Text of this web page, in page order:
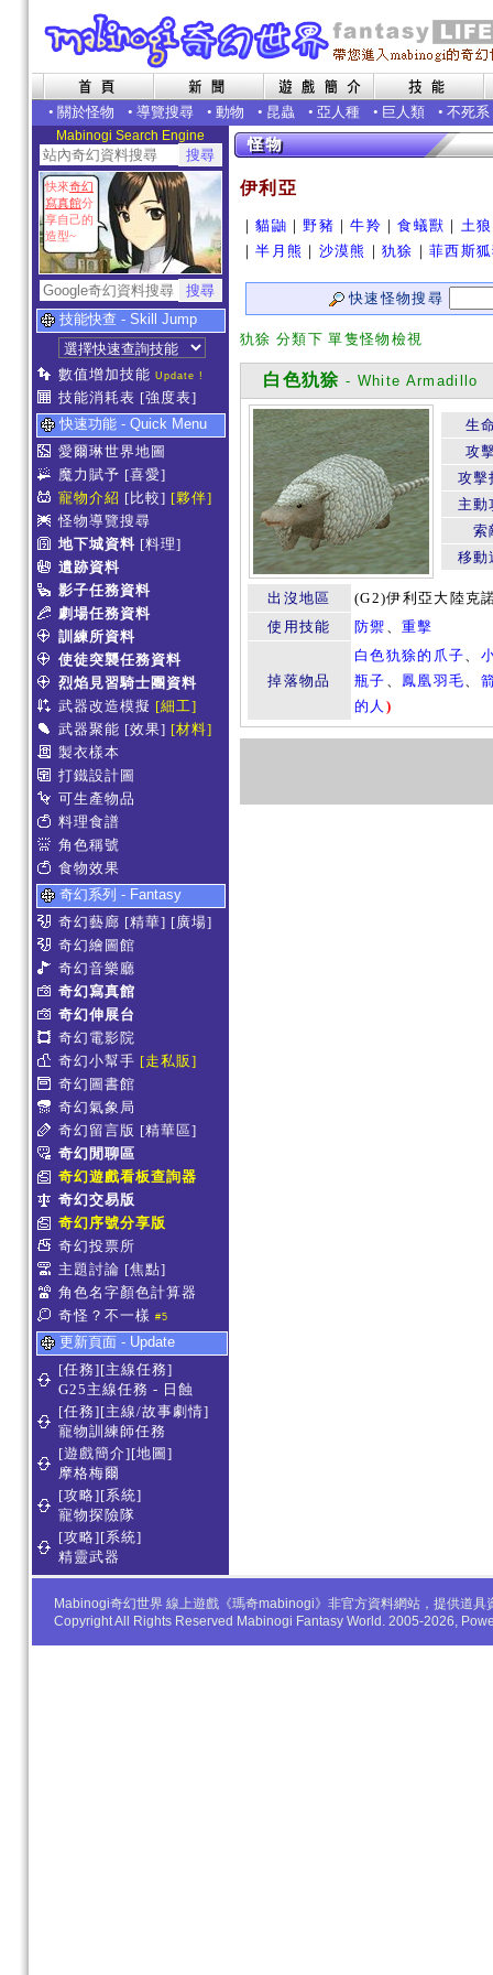
• 關於怪物 • 導覽搜尋 • 動物 • 昆蟲 • 亞人種 • 巨人類 • 不死系
Mabinogi Search Engine
快來奇幻
寫真館分
享自己的
造型~
技能快查 - Skill Jump
數值增加技能 Update !
技能消耗表 [強度表]
快速功能 - Quick Menu
愛爾琳世界地圖
魔力賦予 [喜愛]
寵物介紹 [比較] [夥伴]
怪物導覽搜尋
地下城資料 [料理]
遺跡資料
影子任務資料
劇場任務資料
訓練所資料
使徒突襲任務資料
烈焰見習騎士團資料
武器改造模擬 [細工]
武器聚能 [效果] [材料]
製衣樣本
打鐵設計圖
可生產物品
料理食譜
角色稱號
食物效果
奇幻系列 - Fantasy
奇幻藝廊 [精華] [廣場]
奇幻繪圖館
奇幻音樂廳
奇幻寫真館
奇幻伸展台
奇幻電影院
奇幻小幫手 [走私販]
奇幻圖書館
奇幻氣象局
奇幻留言版 [精華區]
奇幻閒聊區
奇幻遊戲看板查詢器
奇幻交易版
奇幻序號分享版
奇幻投票所
主題討論 [焦點]
角色名字顏色計算器
奇怪？不一樣 #5
更新頁面 - Update
[任務][主線任務]
G25主線任務 - 日蝕
[任務][主線/故事劇情]
寵物訓練師任務
[遊戲簡介][地圖]
摩格梅爾
[攻略][系統]
寵物探險隊
[攻略][系統]
精靈武器
伊利亞
｜貓鼬 ｜野豬 ｜牛羚 ｜食蟻獸 ｜ 土狼
｜半月熊 ｜ 沙漠熊 ｜犰狳 ｜菲西斯
快速怪物搜尋
犰狳 分類下 單隻怪物檢視
白色犰狳 - White Armadillo
生
攻
攻擊
主動
索
移動
出沒地區
(G2)伊利亞大陸克
使用技能
防禦 、重擊
掉落物品
白色犰狳的爪子、
瓶子 、 鳳凰羽毛、
的人 )
Mabinogi奇幻世界 線上遊戲《瑪奇mabinogi》非官方資料網站，提供道
Copyright All Rights Reserved Mabinogi Fantasy World. 2005-2026,